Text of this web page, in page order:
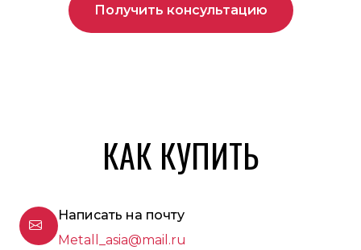
Получить консультацию
КАК КУПИТЬ
Написать на почту
Metall_asia@mail.ru